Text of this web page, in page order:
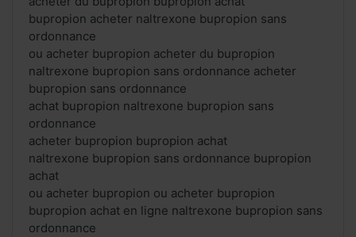
bupropion acheter naltrexone bupropion sans
ordonnance
ou acheter bupropion acheter du bupropion
naltrexone bupropion sans ordonnance acheter
bupropion sans ordonnance
achat bupropion naltrexone bupropion sans
ordonnance
acheter bupropion bupropion achat
naltrexone bupropion sans ordonnance bupropion
achat
ou acheter bupropion ou acheter bupropion
bupropion achat en ligne naltrexone bupropion sans
ordonnance